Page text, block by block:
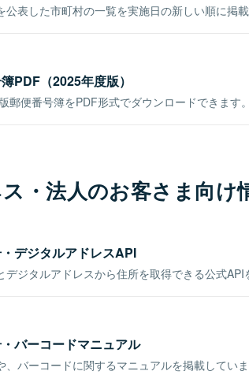
公表した市町村の一覧を実施日の新しい順に掲載
PDF（2025年度版）
郵便番号簿をPDF形式でダウンロードできます。
・法人のお客さま向け
デジタルアドレスAPI
デジタルアドレスから住所を取得できる公式API
バーコードマニュアル
、バーコードに関するマニュアルを掲載していま